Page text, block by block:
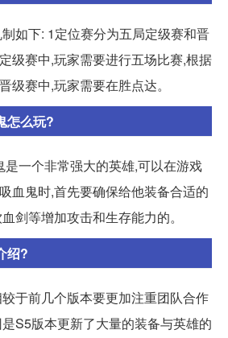
如下: 1定位赛分为五局定级赛和晋
级赛中,玩家需要进行五场比赛,根据
级赛中,玩家需要在胜点达。
怎么玩?
一个非常强大的英雄,可以在游戏
血鬼时,首先要确保给他装备合适的
剑等增加攻击和生存能力的。
绍?
于前几个版本要更加注重团队合作
S5版本更新了大量的装备与英雄的